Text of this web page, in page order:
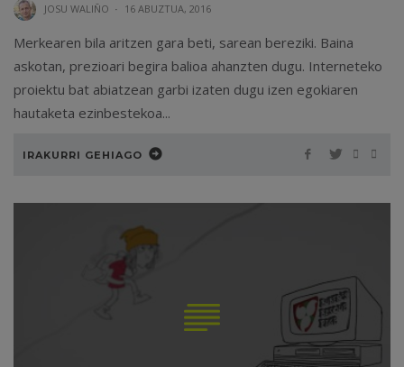
JOSU WALIÑO · 16 ABUZTUA, 2016
Merkearen bila aritzen gara beti, sarean bereziki. Baina
askotan, prezioari begira balioa ahanzten dugu. Interneteko
proiektu bat abiatzean garbi izaten dugu izen egokiaren
hautaketa ezinbestekoa...
IRAKURRI GEHIAGO